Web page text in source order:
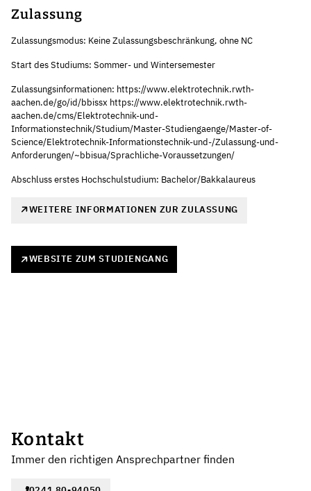
Zulassung
Zulassungsmodus: Keine Zulassungsbeschränkung, ohne NC
Start des Studiums: Sommer- und Wintersemester
Zulassungsinformationen: https://www.elektrotechnik.rwth-
aachen.de/go/id/bbissx https://www.elektrotechnik.rwth-
aachen.de/cms/Elektrotechnik-und-
Informationstechnik/Studium/Master-Studiengaenge/Master-of-
Science/Elektrotechnik-Informationstechnik-und-/Zulassung-und-
Anforderungen/~bbisua/Sprachliche-Voraussetzungen/
Abschluss erstes Hochschulstudium: Bachelor/Bakkalaureus
WEITERE INFORMATIONEN ZUR ZULASSUNG
WEBSITE ZUM STUDIENGANG
Kontakt
Immer den richtigen Ansprechpartner finden